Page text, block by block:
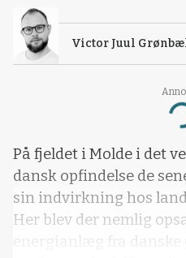
Victor Juul
På fjeldet i Molde i det
dansk opfindelse de
sin indvirkning hos
Her blev der nemlig
energianlæg fra danske